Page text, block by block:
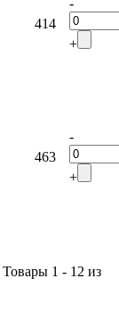
414
+
463
-
+
Товары 1 - 12 из